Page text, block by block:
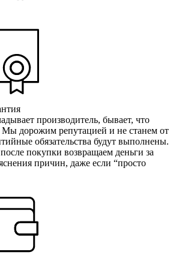
производитель, бывает, что
дорожим репутацией и не станем от
обязательства будут выполнены.
покупки возвращаем деньги за
причин, даже если “просто